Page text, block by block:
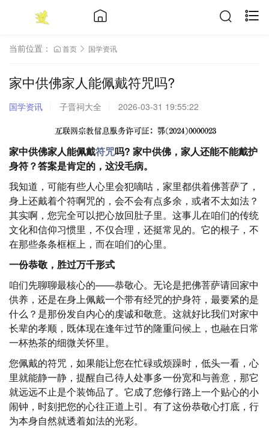
当前位置： 首页 国学资讯
家中供佛家人能佩戴符咒吗?
国学资讯 子晋祠大全 2026-03-31 19:55:22
家中供佛家人能佩戴符咒吗? 家中供佛，家人还能不能戴护
身符？答案是肯定的，这没毛病。
我知道，可能有些人心里会犯嘀咕，家里都供着佛菩萨了，
身上还戴着个符啊咒的，会不会有点多余，或者不太如法？
其实啊，您完全可以把心放回肚子里。这事儿在咱们的传统
文化和信仰习惯里，不仅合理，还挺常见的。它的根子，不
在那些条条框框上，而在咱们的心里。
一份恭敬，胜过万千形式
咱们先聊聊最核心的——恭敬心。无论是把佛菩萨请回家中
供养，还是在身上佩戴一个带有经咒的护身符，最要紧的是
什么？是那份发自内心的虔诚和敬意。这就好比我们对家中
长辈的孝顺，既体现在逢年过节的隆重问候上，也融在日常
一杯热茶的细微关怀里。
您佩戴的符咒，如果能让您在忙碌或烦躁时，低头一看，心
里就能静一静，提醒自己待人处事多一份宽和与善意，那它
就远远不止是个装饰品了。它成了您修行路上一个贴心的小
闹钟，时刻把您的心往正道上引。有了这份恭敬心打底，行
为本身自然就透着如法的光彩。